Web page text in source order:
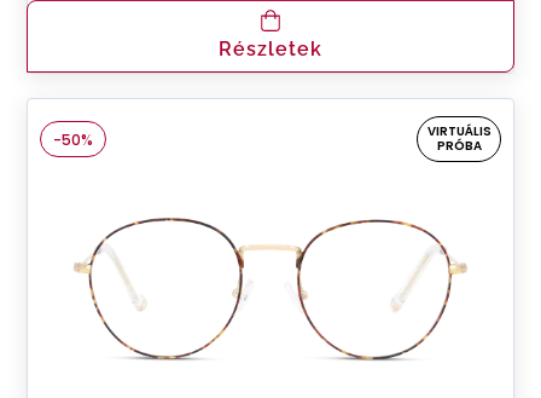
Részletek
-50%
VIRTUÁLIS
PRÓBA